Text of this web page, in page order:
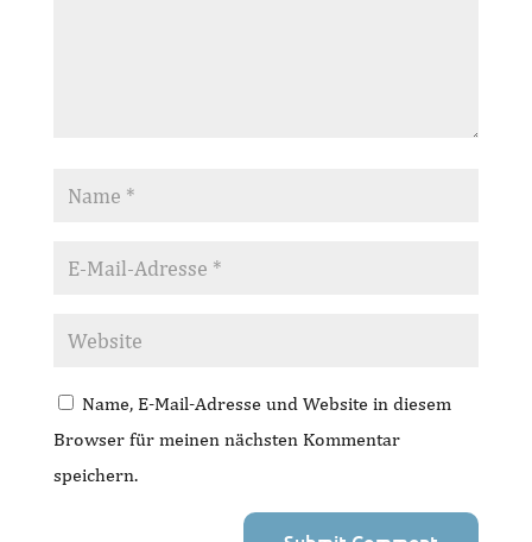
Name, E-Mail-Adresse und Website in diesem
Browser für meinen nächsten Kommentar
speichern.